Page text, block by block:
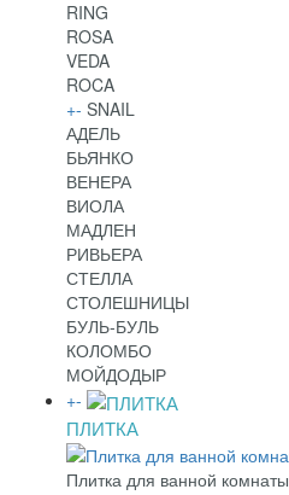
RING
ROSA
VEDA
ROCA
+- SNAIL
АДЕЛЬ
БЬЯНКО
ВЕНЕРА
ВИОЛА
МАДЛЕН
РИВЬЕРА
СТЕЛЛА
СТОЛЕШНИЦЫ
БУЛЬ-БУЛЬ
КОЛОМБО
МОЙДОДЫР
+-
ПЛИТКА
Плитка для ванной комнаты